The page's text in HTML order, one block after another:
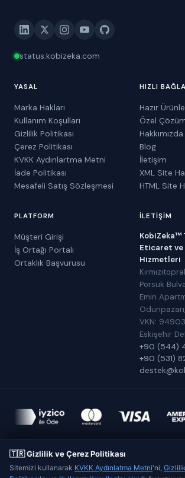
status.kobizeka.com
YASAL
Marka Hakları
Kullanım Koşulları
Gizlilik Politikası
Çerez Politikası
KVKK Aydınlartma Metni
İade Politikası
Mesafeli Satış Sözleşmesi
HIZLI
Hazır
Özel
Hakkımızda
Blog
İletişim
XML Site
HTML Site
PLATFORM
Müşteri Girişi
İş Ortağı Portalı
Ortaklık Başvurusu
İLETIŞIM
KobiZeka™
Eticaret ve
Hizmetleri
Porsuk
Emin
VKN:
Eskişehir
+90 (544)
+90 (531)
KobiZeka™,KobiZeka™ Teknoloji Yazılım Eticaret ve
Hizmetlerişirketinin tescilli markasıdır.
Made in Eskişehir
🇹🇷 Gizlilik ve Çerez Politikası
Sitemizi kullanarak KVKK Aydınlatma Metni'ni,